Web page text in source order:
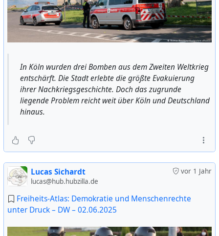
In Köln wurden drei Bomben aus dem Zweiten Weltkrieg
entschärft. Die Stadt erlebte die größte Evakuierung
ihrer Nachkriegsgeschichte. Doch das zugrunde
liegende Problem reicht weit über Köln und Deutschland
hinaus.
vor 1 Jahr
Lucas Sichardt
lucas@hub.hubzilla.de
Freiheits-Atlas: Demokratie und Menschenrechte
unter Druck – DW – 02.06.2025